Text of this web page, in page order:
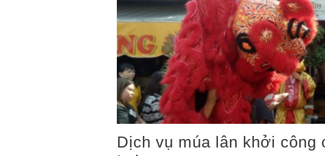
Dịch vụ múa lân khởi công